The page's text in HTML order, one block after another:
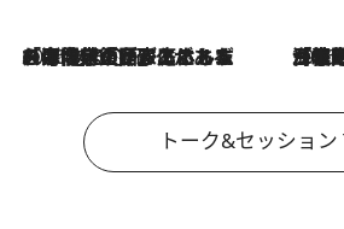
2026.8.3
「今後値上げがあるとすれば…」「リスクがあるのは今年の冬」エネルギー専門家が語る、ホルムズ海峡封鎖が家庭にもたらす“ある心配” 「住宅建てられない…」「サーチャージ料の高値が続
トーク&セッション